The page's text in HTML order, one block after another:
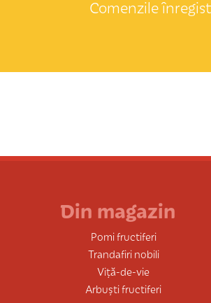
Comenzile
Din magazin
Pomi fructiferi
Trandafiri nobili
Viță-de-vie
Arbuști fructiferi